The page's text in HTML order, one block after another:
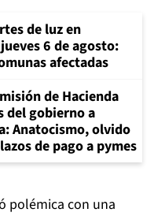
de luz en
6 de agosto:
afectadas
de Hacienda
del gobierno a
Anatocismo, olvido
de pago a pymes
polémica con una